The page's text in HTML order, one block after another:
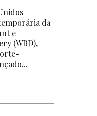
da
e
(WBD),